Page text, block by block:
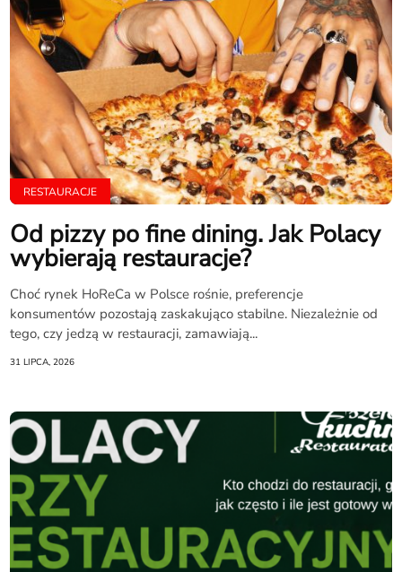
RESTAURACJE
Od pizzy po fine dining. Jak Polacy
wybierają restauracje?
Choć rynek HoReCa w Polsce rośnie, preferencje
konsumentów pozostają zaskakująco stabilne. Niezależnie od
tego, czy jedzą w restauracji, zamawiają...
31 LIPCA, 2026